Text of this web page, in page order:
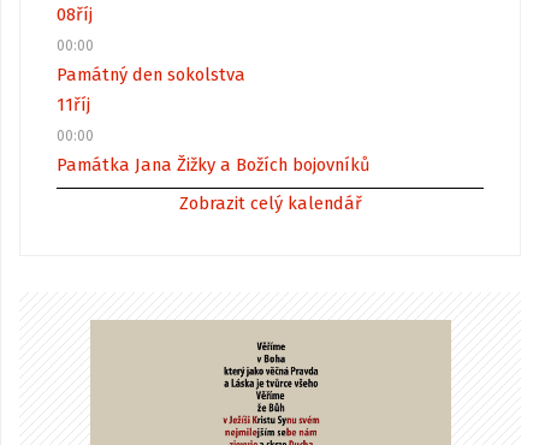
08říj
00:00
Památný den sokolstva
11říj
00:00
Památka Jana Žižky a Božích bojovníků
Zobrazit celý kalendář